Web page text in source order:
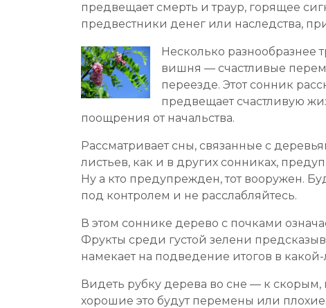
предвещает смерть и траур, горящее
предвестники денег или наследства,
Несколько разнообразнее
вишня — счастливые
переезде. Этот сонник
предвещает счастливую
поощрения от начальства.
Рассматривает сны, связанные с
листьев, как и в других сонниках,
Ну а кто предупрежден, тот вооружен.
под контролем и не расслабляйтесь.
В этом соннике дерево с почками
Фрукты среди густой зелени
намекает на подведение итогов в
Видеть рубку дерева во сне — к
хорошие это будут перемены или